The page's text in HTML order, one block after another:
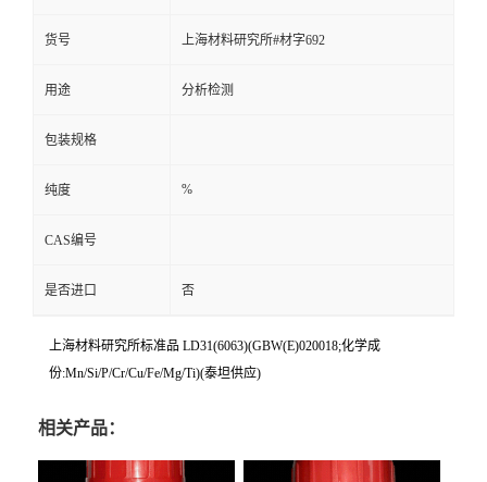
货号 上海材料研究所#材字692
用途 分析检测
包装规格
纯度 %
CAS编号
是否进口 否
上海材料研究所标准品 LD31(6063)(GBW(E)020018;化学成
份:Mn/Si/P/Cr/Cu/Fe/Mg/Ti)(泰坦供应)
相关产品：